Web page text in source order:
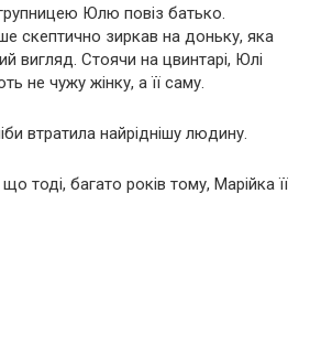
Юлю повіз батько.
скептично зиркав на доньку, яка
вигляд. Стоячи на цвинтарі, Юлі
не чужу жінку, а її саму.
втратила найріднішу людину.
тоді, багато років тому, Марійка її